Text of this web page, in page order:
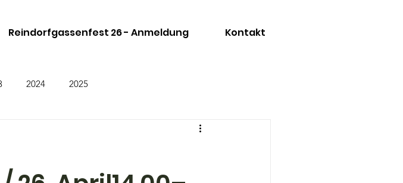
Reindorfgassenfest 26 - Anmeldung Kontakt
2024 2025